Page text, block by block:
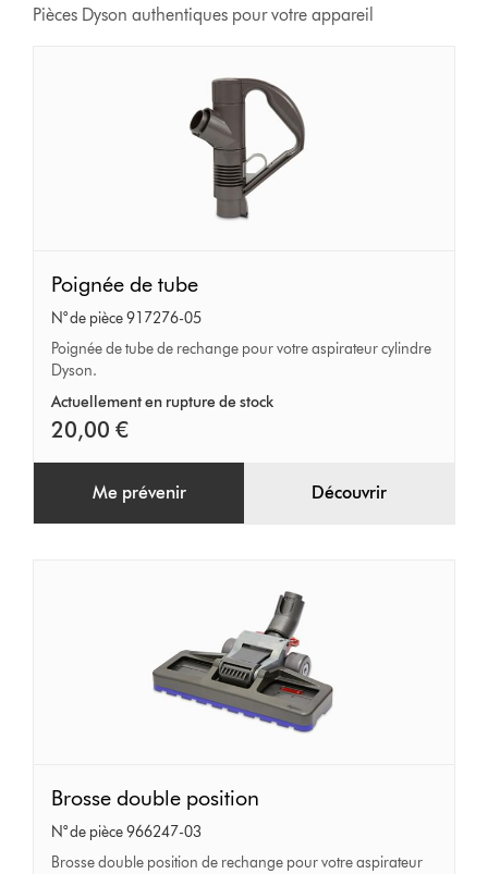
Pièces Dyson authentiques pour votre appareil
de
tube
Poignée de tube
N° de pièce 917276-05
Poignée de tube de rechange pour votre aspirateur cylindre
Dyson.
Actuellement en rupture de stock
20,00 €
Me prévenir Découvrir
double
position
Brosse double position
N° de pièce 966247-03
Brosse double position de rechange pour votre aspirateur